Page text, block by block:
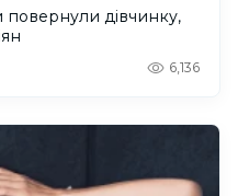
дівчинку,
6,136